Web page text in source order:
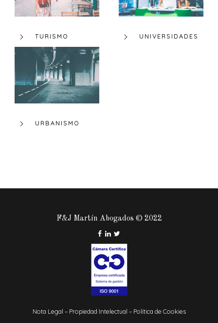
TURISMO UNIVERSIDADES
URBANISMO
F&J Martín Abogados © 2022
Nota Legal – Propiedad Intelectual – Política de Cookies